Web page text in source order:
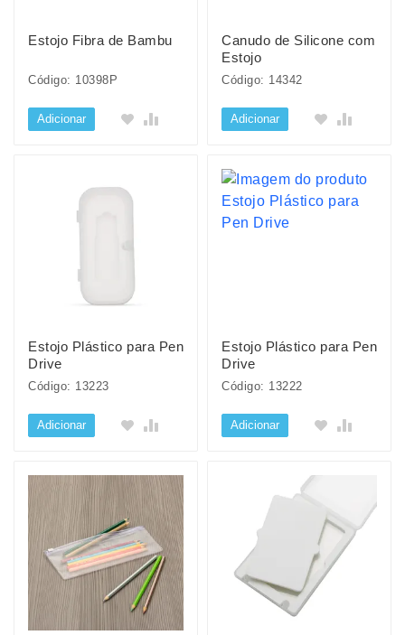
Estojo Fibra de Bambu
Código: 10398P
Adicionar
Canudo de Silicone com
Estojo
Código: 14342
Adicionar
Estojo Plástico para Pen
Drive
Código: 13223
Adicionar
Estojo Plástico para Pen
Drive
Código: 13222
Adicionar